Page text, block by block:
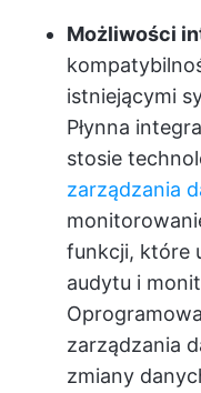
Możliwości
istniejącymi
Płynna
stosie
zarządzania
funkcji, które
audytu i
zarządzania
zmiany